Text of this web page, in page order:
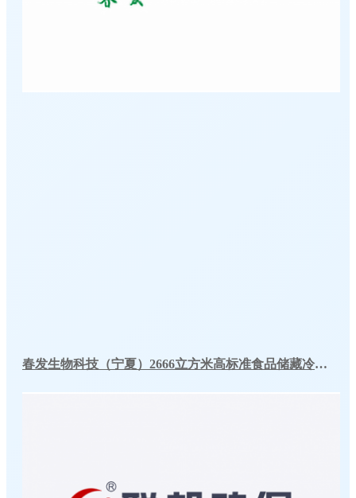
春发生物科技（宁夏）2666立方米高标准食品储藏冷库工程案例